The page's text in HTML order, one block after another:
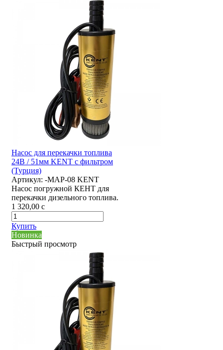
Насос для перекачки топлива
24В / 51мм KENT с фильтром
(Турция)
Артикул: -MAP-08 KENT
Насос погружной КЕНТ для
перекачки дизельного топлива.
1 320,00 c
Купить
Новинка
Быстрый просмотр